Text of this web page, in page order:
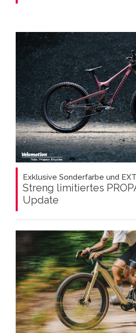
Exklusive Sonderfarbe und
Streng limitiertes
Update